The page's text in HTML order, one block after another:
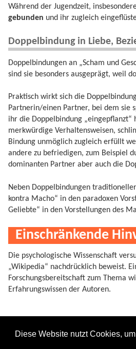
Diese Website nutzt Cookies,
Während der Jugendzeit,
gebunden und ihr zugleich
Doppelbindung in Liebe,
Doppelbindungen an „Scham und
sind sie besonders ausgeprägt, weil
Praktisch wirkt sich die
Partnerin/einen Partner, bei dem sie
ihr die Doppelbindung
merkwürdige Verhaltensweisen,
Bindung unmöglich zugleich erfüllt
andere zu befriedigen, zum Beispiel
dominanten Partner aber auch die
Neben Doppelbindungen
kontra Macho“ in den paradoxen
Geliebte“ in den Vorstellungen des
Einschränkende
Die psychologische Wissenschaft
„Wikipedia“ nachdrücklich beweist.
Forschungsbereitschaft zum Thema
Erfahrungswissen der Autoren.
Falls nicht anders bezeichnet, ist der Inhalt